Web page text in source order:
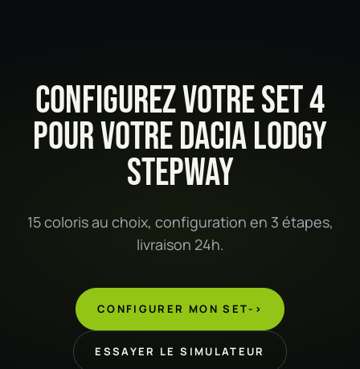
CONFIGUREZ VOTRE SET 4
POUR VOTRE DACIA LODGY
STEPWAY
15 coloris au choix, configuration en 3 étapes,
livraison 24h.
CONFIGURER MON SET->
ESSAYER LE SIMULATEUR